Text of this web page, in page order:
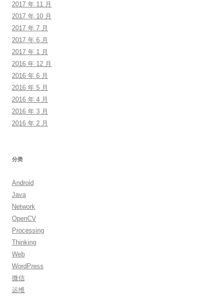
2017 年 11 月
2017 年 10 月
2017 年 7 月
2017 年 6 月
2017 年 1 月
2016 年 12 月
2016 年 6 月
2016 年 5 月
2016 年 4 月
2016 年 3 月
2016 年 2 月
分类
Android
Java
Network
OpenCV
Processing
Thinking
Web
WordPress
微信
运维